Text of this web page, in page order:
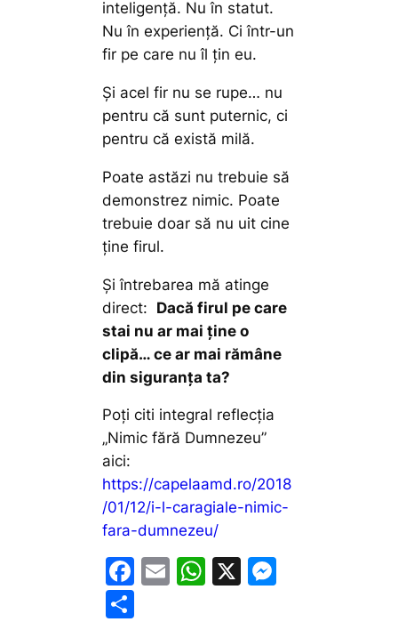
inteligență. Nu în statut.
Nu în experiență. Ci într-un
fir pe care nu îl țin eu.
Și acel fir nu se rupe… nu
pentru că sunt puternic, ci
pentru că există milă.
Poate astăzi nu trebuie să
demonstrez nimic. Poate
trebuie doar să nu uit cine
ține firul.
Și întrebarea mă atinge
direct: Dacă firul pe care
stai nu ar mai ține o
clipă… ce ar mai rămâne
din siguranța ta?
Poți citi integral reflecția
„Nimic fără Dumnezeu”
aici:
https://capelaamd.ro/2018
/01/12/i-l-caragiale-nimic-
fara-dumnezeu/
F
E
W X